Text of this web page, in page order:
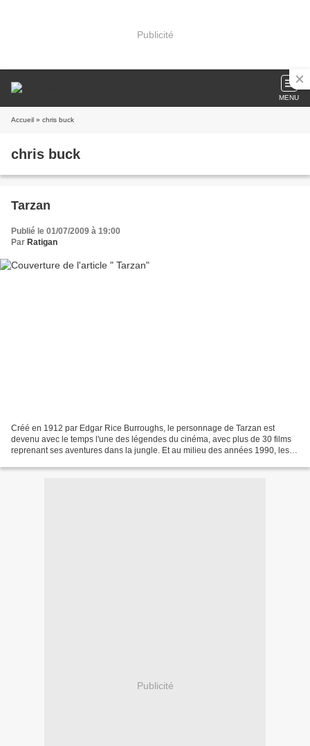
Publicité
MENU
Accueil » chris buck
chris buck
Tarzan
Publié le 01/07/2009 à 19:00
Par Ratigan
Créé en 1912 par Edgar Rice Burroughs, le personnage de Tarzan est
devenu avec le temps l'une des légendes du cinéma, avec plus de 30 films
reprenant ses aventures dans la jungle. Et au milieu des années 1990, les
Publicité